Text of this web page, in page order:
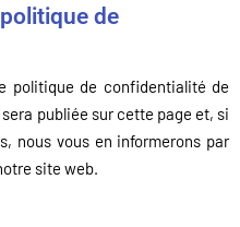
de
politique de confidentialité de
publiée sur cette page et, si
nous vous en informerons par
site web.